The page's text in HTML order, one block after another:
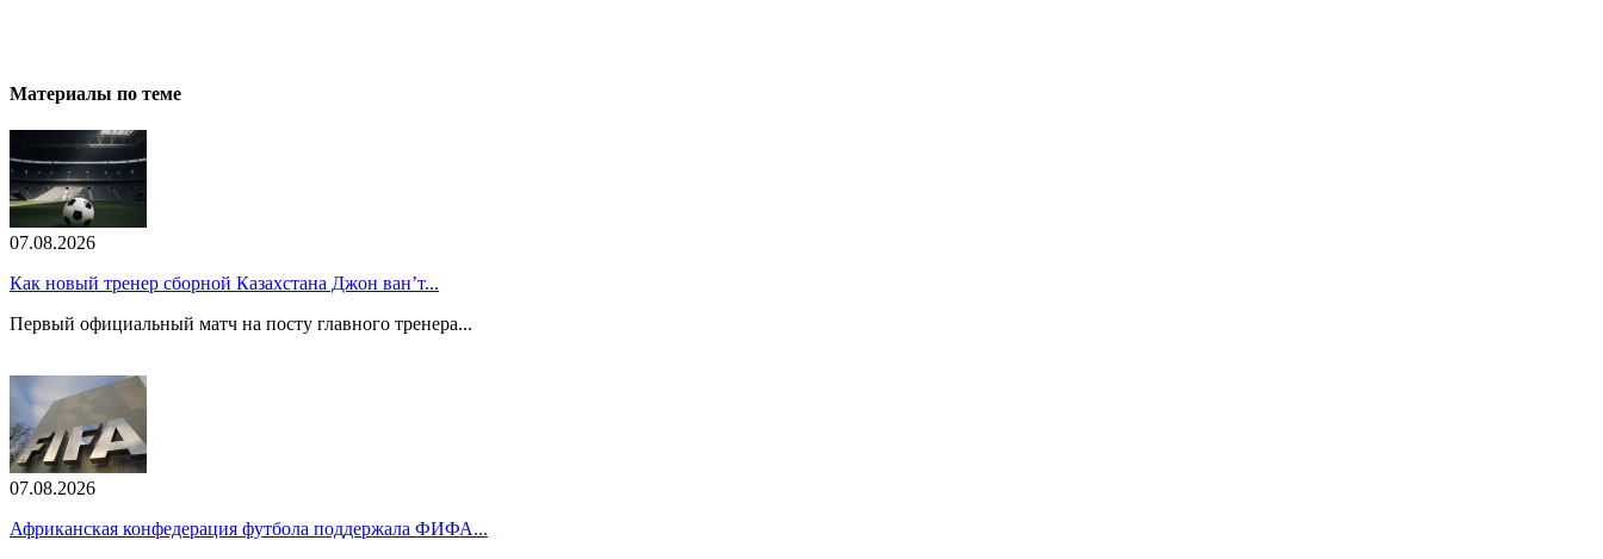
Материалы по теме
07.08.2026
Как новый тренер сборной Казахстана Джон ван’т...
Первый официальный матч на посту главного тренера...
07.08.2026
Африканская конфедерация футбола поддержала ФИФА...